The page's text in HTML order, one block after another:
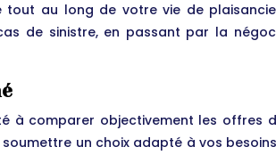
tout au long de votre vie de
de sinistre, en passant par la
à comparer objectivement les offres
un choix adapté à vos